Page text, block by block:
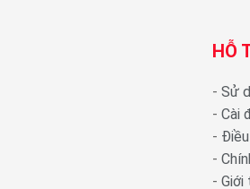
HỖ
- Sử
- Cài
-
-
- Giới